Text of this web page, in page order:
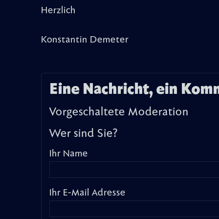
Herzlich
Konstantin Demeter
Eine Nachricht, ein
Vorgeschaltete Moderation
Wer sind Sie?
Ihr Name
Ihr E-Mail Adresse